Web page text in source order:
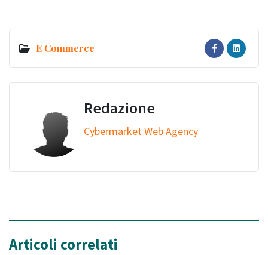
E Commerce
Redazione
Cybermarket Web Agency
Articoli correlati